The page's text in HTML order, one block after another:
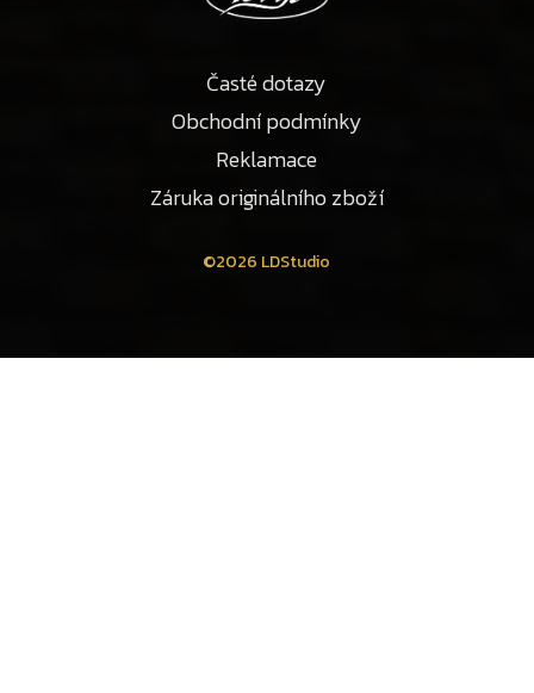
Časté dotazy
Obchodní podmínky
Reklamace
Záruka originálního zboží
©2026 LDStudio